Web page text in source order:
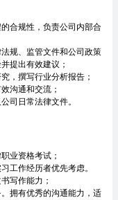
合规性，负责公司内部合
规、监管文件和公司政策
提出有效建议；
，撰写行业分析报告；
沟通和交流；
司日常法律文件。
业资格考试；
工作经历者优先考虑。
写作能力；
拥有优秀的沟通能力，适